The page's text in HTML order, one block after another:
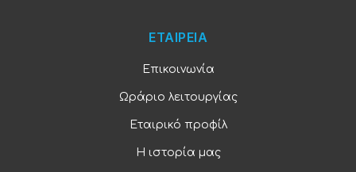
ΕΤΑΙΡΕΙΑ
Επικοινωνία
Ωράριο λειτουργίας
Εταιρικό προφίλ
Η ιστορία μας